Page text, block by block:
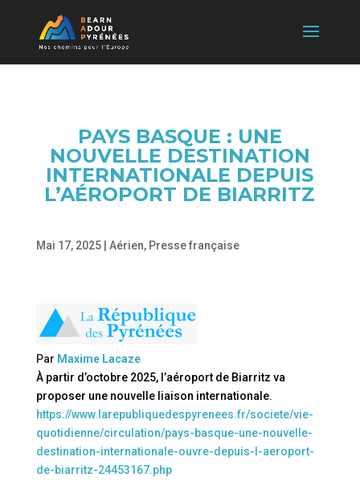
PAYS BASQUE : UNE
NOUVELLE DESTINATION
INTERNATIONALE DEPUIS
L’AÉROPORT DE BIARRITZ
Mai 17, 2025| Aérien, Presse française
Par Maxime Lacaze
À partir d’octobre 2025, l’aéroport de Biarritz va
proposer une nouvelle liaison internationale.
https://www.larepubliquedespyrenees.fr/societe/vie-
quotidienne/circulation/pays-basque-une-nouvelle-
destination-internationale-ouvre-depuis-l-aeroport-
de-biarritz-24453167.php